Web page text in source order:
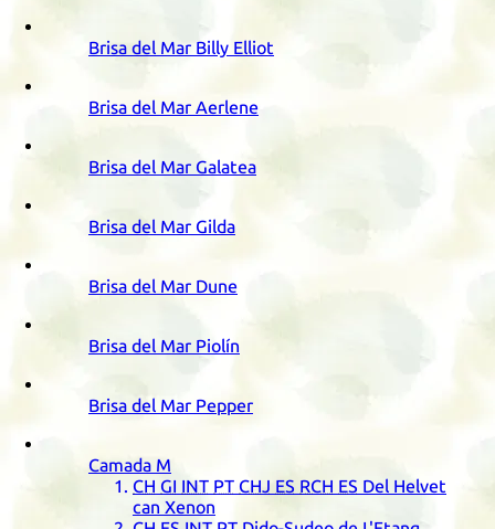
Brisa del Mar Billy Elliot
Brisa del Mar Aerlene
Brisa del Mar Galatea
Brisa del Mar Gilda
Brisa del Mar Dune
Brisa del Mar Piolín
Brisa del Mar Pepper
Camada M
CH GI INT PT CHJ ES RCH ES Del Helvet
can Xenon